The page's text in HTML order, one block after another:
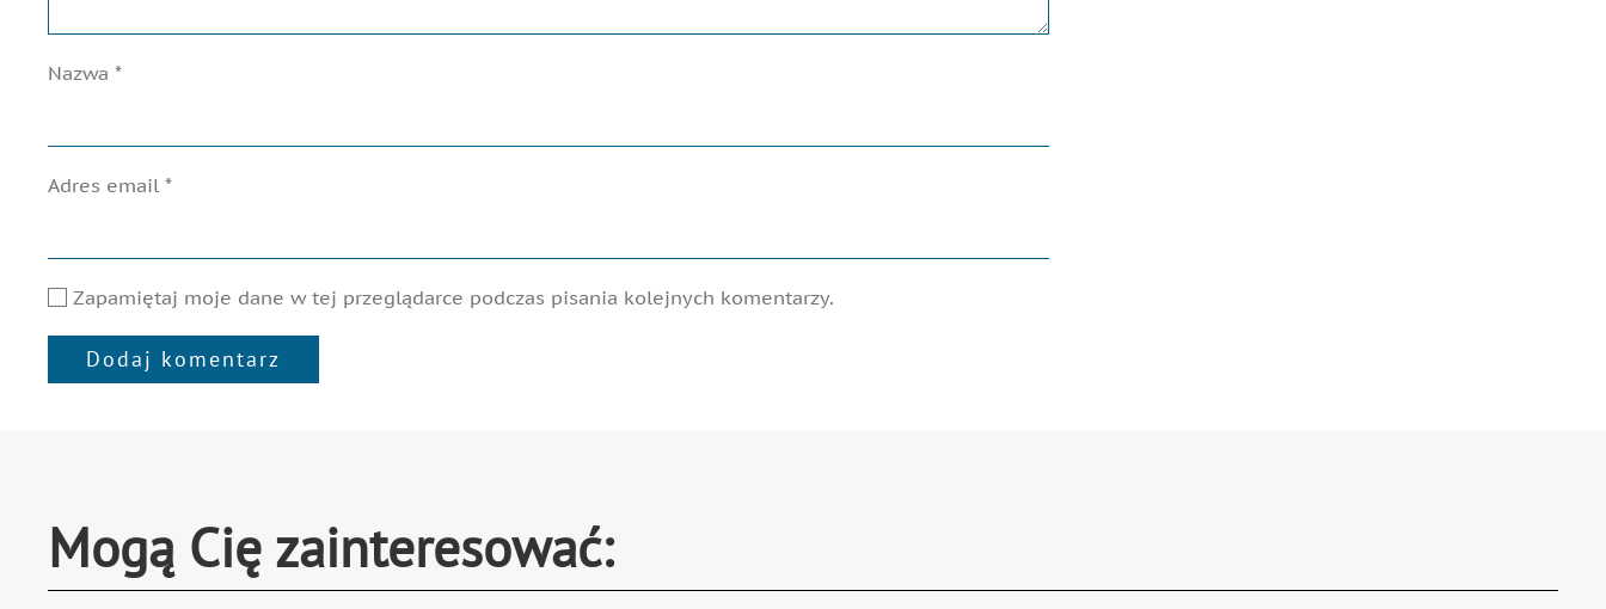
Nazwa *
Adres email *
Zapamiętaj moje dane w tej przeglądarce podczas pisania kolejnych komentarzy.
Dodaj komentarz
Mogą Cię zainteresować: